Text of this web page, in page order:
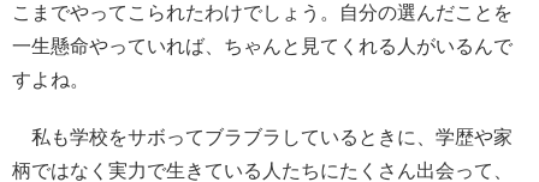
こまでやってこられたわけでしょう。自分の選んだことを
一生懸命やっていれば、ちゃんと見てくれる人がいるんで
すよね。
私も学校をサボってブラブラしているときに、学歴や家
柄ではなく実力で生きている人たちにたくさん出会って、